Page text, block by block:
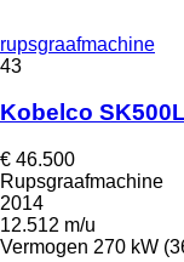
rupsgraafmachine
43
Kobelco
€ 46.500
Rupsgraafmachine
2014
12.512 m/u
Vermogen 270 kW